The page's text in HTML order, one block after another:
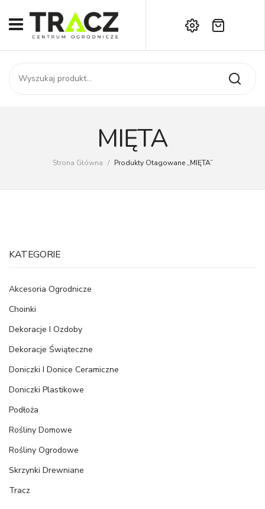
START
SKLEP
Kontakt
Brak produktów w koszyku.
MIĘTA
Strona Główna / Produkty Otagowane „MIĘTA”
KATEGORIE
Akcesoria Ogrodnicze
Choinki
Dekoracje I Ozdoby
Dekoracje Świąteczne
Doniczki I Donice Ceramiczne
Doniczki Plastikowe
Podłoża
Rośliny Domowe
Rośliny Ogrodowe
Skrzynki Drewniane
Tracz